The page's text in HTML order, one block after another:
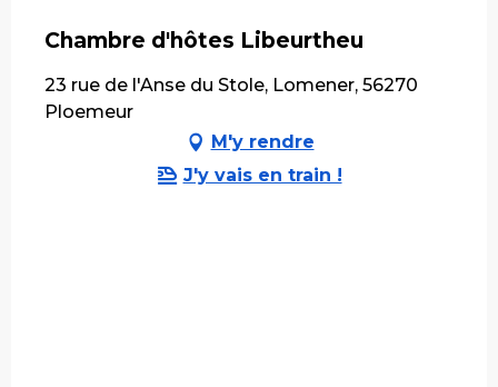
Chambre d'hôtes Libeurtheu
23 rue de l'Anse du Stole, Lomener, 56270
Ploemeur
M'y rendre
J'y vais en train !